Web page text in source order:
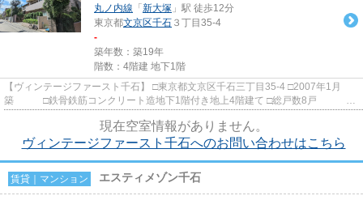
丸ノ内線 「 新大塚 」駅 徒歩12分
東京都文京区千石 ３丁目35-4
-
築年数：築19年
階数：4階建 地下1階
【ヴィンテージファースト千石】 □東京都文京区千石三丁目35-4 □2007年1月
築 □鉄骨鉄筋コンクリート造地下1階付き地上4階建て □総戸数8戸
現在空室情報がありません。
ヴィンテージファースト千石へのお問い合わせはこちら
賃貸｜マンション エスティメゾン千石